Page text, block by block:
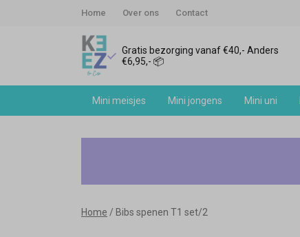
Home Over ons Contact
Gratis bezorging vanaf €40,- Anders
€6,95,- 📦
Mini meisjes Mini jongens Mini uni
Home Bibs spenen T1 set/2